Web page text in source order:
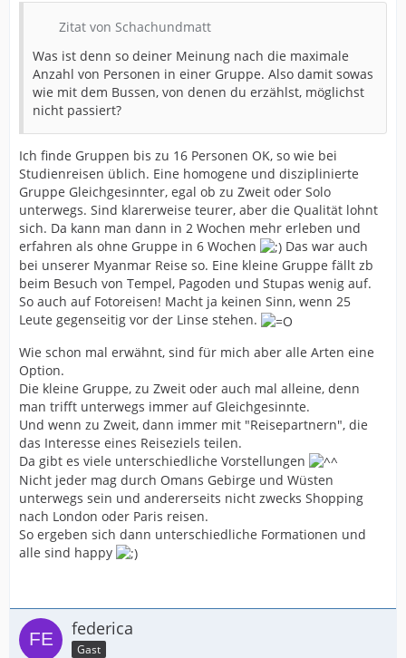
Zitat von Schachundmatt
Was ist denn so deiner Meinung nach die maximale
Anzahl von Personen in einer Gruppe. Also damit sowas
wie mit dem Bussen, von denen du erzählst, möglichst
nicht passiert?
Ich finde Gruppen bis zu 16 Personen OK, so wie bei
Studienreisen üblich. Eine homogene und disziplinierte
Gruppe Gleichgesinnter, egal ob zu Zweit oder Solo
unterwegs. Sind klarerweise teurer, aber die Qualität lohnt
sich. Da kann man dann in 2 Wochen mehr erleben und
erfahren als ohne Gruppe in 6 Wochen
Das war auch
bei unserer Myanmar Reise so. Eine kleine Gruppe fällt zb
beim Besuch von Tempel, Pagoden und Stupas wenig auf.
So auch auf Fotoreisen! Macht ja keinen Sinn, wenn 25
Leute gegenseitig vor der Linse stehen.
Wie schon mal erwähnt, sind für mich aber alle Arten eine
Option.
Die kleine Gruppe, zu Zweit oder auch mal alleine, denn
man trifft unterwegs immer auf Gleichgesinnte.
Und wenn zu Zweit, dann immer mit "Reisepartnern", die
das Interesse eines Reiseziels teilen.
Da gibt es viele unterschiedliche Vorstellungen
Nicht jeder mag durch Omans Gebirge und Wüsten
unterwegs sein und andererseits nicht zwecks Shopping
nach London oder Paris reisen.
So ergeben sich dann unterschiedliche Formationen und
alle sind happy
federica
Gast